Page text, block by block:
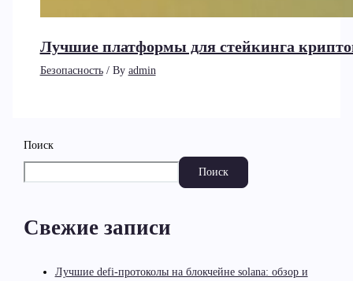
Лучшие платформы для стейкинга
Безопасность/ By admin
Поиск
Поиск
Свежие записи
Лучшие defi-протоколы на блокчейне solana: обзор и